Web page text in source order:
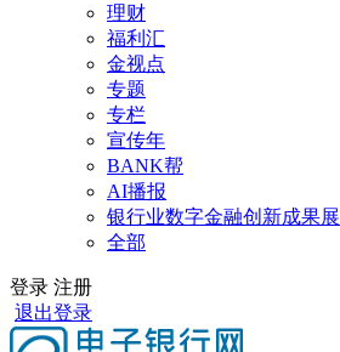
理财
福利汇
金视点
专题
专栏
宣传年
BANK帮
AI播报
银行业数字金融创新成果展
全部
登录 注册
退出登录